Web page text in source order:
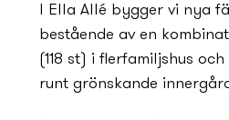
I Ella Allé bygger vi ny­a
bestående av en
(118 st) i flerfamiljshus
runt grönskande